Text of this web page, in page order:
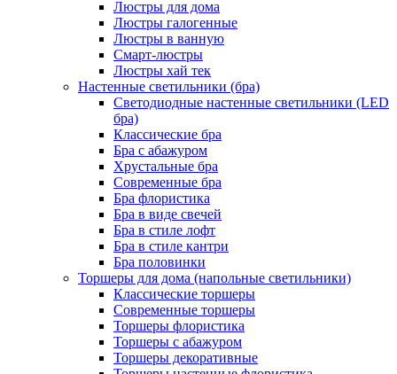
Люстры для дома
Люстры галогенные
Люстры в ванную
Смарт-люстры
Люстры хай тек
Настенные светильники (бра)
Светодиодные настенные светильники (LED
бра)
Классические бра
Бра с абажуром
Хрустальные бра
Современные бра
Бра флористика
Бра в виде свечей
Бра в стиле лофт
Бра в стиле кантри
Бра половинки
Торшеры для дома (напольные светильники)
Классические торшеры
Современные торшеры
Торшеры флористика
Торшеры с абажуром
Торшеры декоративные